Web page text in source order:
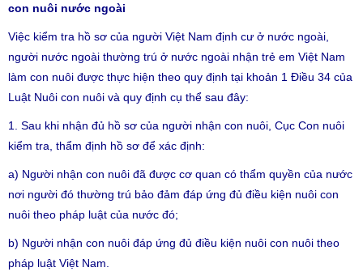
con nuôi nước ngoài
Việc kiểm tra hồ sơ của người Việt Nam định cư ở nước ngoài,
người nước ngoài thường trú ở nước ngoài nhận trẻ em Việt Nam
làm con nuôi được thực hiện theo quy định tại khoản 1 Điều 34 của
Luật Nuôi con nuôi và quy định cụ thể sau đây:
1. Sau khi nhận đủ hồ sơ của người nhận con nuôi, Cục Con nuôi
kiểm tra, thẩm định hồ sơ để xác định:
a) Người nhận con nuôi đã được cơ quan có thẩm quyền của nước
nơi người đó thường trú bảo đảm đáp ứng đủ điều kiện nuôi con
nuôi theo pháp luật của nước đó;
b) Người nhận con nuôi đáp ứng đủ điều kiện nuôi con nuôi theo
pháp luật Việt Nam.